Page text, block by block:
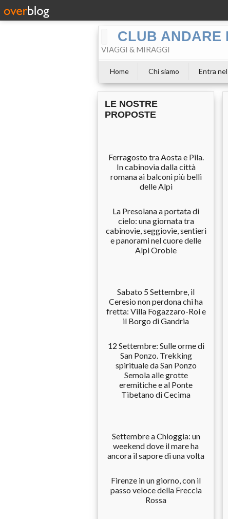
CLUB ANDARE
VIAGGI & MIRAGGI
Home Chi siamo Entra
LE NOSTRE
PROPOSTE
Ferragosto tra Aosta e Pila.
In cabinovia dalla città
romana ai balconi più belli
delle Alpi
La Presolana a portata di
cielo: una giornata tra
cabinovie, seggiovie, sentieri
e panorami nel cuore delle
Alpi Orobie
Sabato 5 Settembre, il
Ceresio non perdona chi ha
fretta: Villa Fogazzaro-Roi e
il Borgo di Gandria
12 Settembre: Sulle orme di
San Ponzo. Trekking
spirituale da San Ponzo
Semola alle grotte
eremitiche e al Ponte
Tibetano di Cecima
Settembre a Chioggia: un
weekend dove il mare ha
ancora il sapore di una volta
Firenze in un giorno, con il
passo veloce della Freccia
Rossa